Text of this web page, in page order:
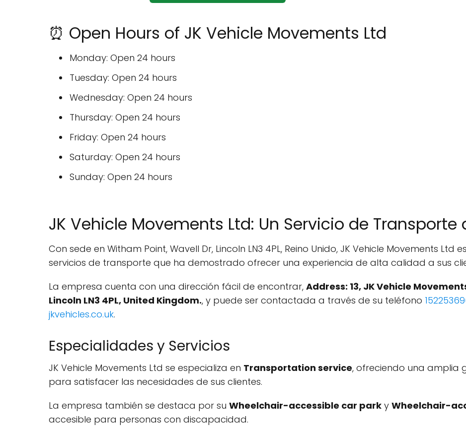
⏰ Open Hours of JK Vehicle Movements Ltd
Monday: Open 24 hours
Tuesday: Open 24 hours
Wednesday: Open 24 hours
Thursday: Open 24 hours
Friday: Open 24 hours
Saturday: Open 24 hours
Sunday: Open 24 hours
JK Vehicle Movements Ltd: Un Servicio de
Con sede en Witham Point, Wavell Dr, Lincoln LN3 4PL, Reino Unido, JK Vehicle Movements
servicios de transporte que ha demostrado ofrecer una experiencia de alta calidad a sus
La empresa cuenta con una dirección fácil de encontrar, Address: 13, JK Vehicle
Lincoln LN3 4PL, United Kingdom., y puede ser contactada a través de su teléfono
jkvehicles.co.uk.
Especialidades y Servicios
JK Vehicle Movements Ltd se especializa en Transportation service, ofreciendo una amplia
para satisfacer las necesidades de sus clientes.
La empresa también se destaca por su Wheelchair-accessible car park y Wheelchair-
accesible para personas con discapacidad.